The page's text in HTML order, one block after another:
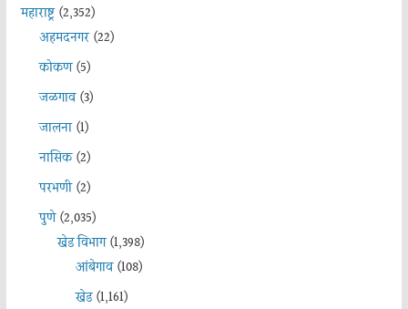
महाराष्ट्र(2,352)
अहमदनगर(22)
कोकण(5)
जळगाव(3)
जालना(1)
नासिक(2)
परभणी(2)
पुणे(2,035)
खेड विभाग(1,398)
आंबेगाव(108)
खेड(1,161)